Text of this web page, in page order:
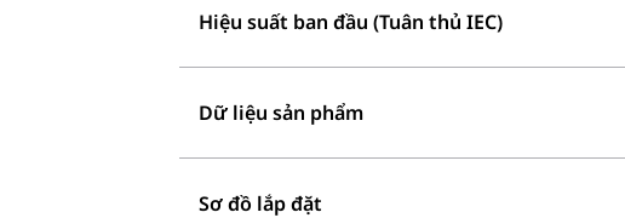
Hiệu suất ban đầu (Tuân thủ IEC)
Dữ liệu sản phẩm
Sơ đồ lắp đặt